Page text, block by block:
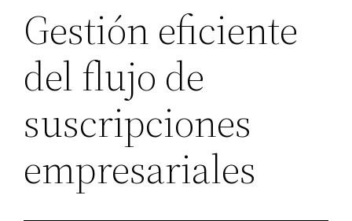
Gestión eficiente
del flujo de
suscripciones
empresariales